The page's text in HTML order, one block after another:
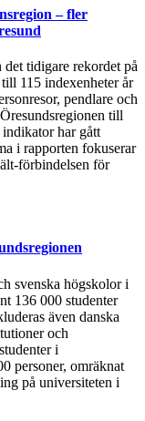
– fler
tidigare rekordet på
115 indexenheter år
pendlare och
till
indikator har gått
i rapporten fokuserar
förbindelsen för
svenska högskolor i
136 000 studenter
även danska
och
i
personer, omräknat
på universiteten i